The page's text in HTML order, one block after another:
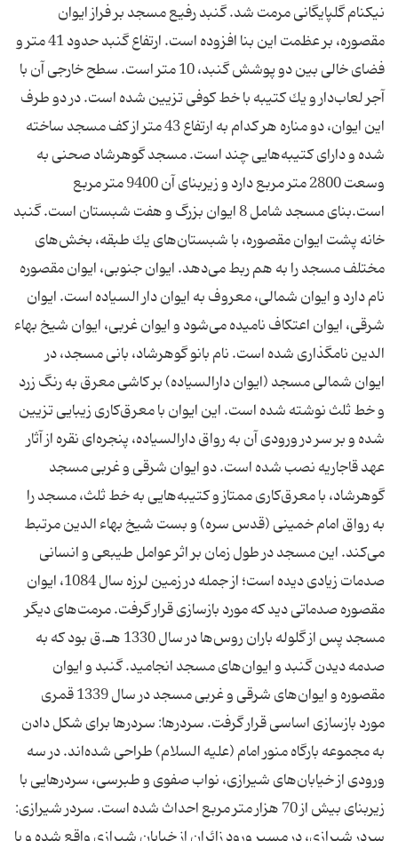
نیكنام گلپایگانی مرمت شد. گنبد رفیع مسجد بر فراز ایوان
مقصوره، بر عظمت این بنا افزوده است. ارتفاع گنبد حدود 41 متر و
فضای خالی بین دو پوشش گنبد، 10 متر است. سطح خارجی آن با
آجر لعاب‌دار و یك كتیبه با خط كوفی تزیین شده است. در دو طرف
این ایوان، دو مناره هر كدام به ارتفاع 43 متر از كف مسجد ساخته
شده و دارای كتیبه‌‌هایی چند است. مسجد گوهرشاد صحنی به
وسعت 2800 متر مربع دارد و زیربنای آن 9400 متر مربع
است.بنای مسجد شامل 8 ایوان بزرگ و هفت شبستان است. گنبد
خانه پشت ایوان مقصوره، با شبستان‌‌های یك طبقه، بخش‌‌های
مختلف مسجد را به هم ربط می‌دهد. ایوان جنوبی، ایوان مقصوره
نام دارد و ایوان شمالی، معروف به ایوان دار السیاده است. ایوان
شرقی، ایوان اعتكاف نامیده می‌شود و ایوان غربی، ایوان شیخ بهاء
الدین نامگذاری شده است. نام بانو گوهرشاد، بانی مسجد، در
ایوان شمالی مسجد (ایوان دارالسیاده) بر كاشی معرق به رنگ زرد
و خط ثلث نوشته شده است. این ایوان با معرق‌كاری زیبایی تزیین
شده و بر سر در ورودی آن به رواق دارالسیاده، پنجره‌ای نقره از آثار
عهد قاجاریه نصب شده است. دو ایوان شرقی و غربی مسجد
گوهرشاد، با معرق‌كاری ممتاز و كتیبه‌‌هایی به خط ثلث، مسجد را
به رواق امام خمینی (قدس سره) و بست شیخ بهاء الدین مرتبط
می‌كند. این مسجد در طول زمان بر اثر عوامل طیبعی و انسانی
صدمات زیادی دیده است؛ از جمله در زمین لرزه سال 1084، ایوان
مقصوره صدماتی دید كه مورد بازسازی قرار گرفت. مرمت‌‌های دیگر
مسجد پس از گلوله باران روس‌‌ها در سال 1330 هـ.ق بود كه به
صدمه دیدن گنبد و ایوان‌‌های مسجد انجامید. گنبد و ایوان
مقصوره و ایوان‌‌های شرقی و غربی مسجد در سال 1339 قمری
مورد بازسازی اساسی قرار گرفت. سردرها: سردرها برای شكل دادن
به مجموعه بارگاه منور امام (علیه السلام) طراحی شده‌اند. در سه
ورودی از خیابان‌‌های شیرازی، نواب صفوی و طبرسی، سردرهایی با
زیربنای بیش از 70 هزار متر مربع احداث شده است. سردر شیرازی: